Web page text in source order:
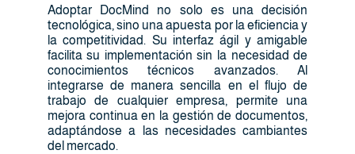
Adoptar DocMind no solo es una decisión
tecnológica, sino una apuesta por la eficiencia y
la competitividad. Su interfaz ágil y amigable
facilita su implementación sin la necesidad de
conocimientos técnicos avanzados. Al
integrarse de manera sencilla en el flujo de
trabajo de cualquier empresa, permite una
mejora continua en la gestión de documentos,
adaptándose a las necesidades cambiantes
del mercado.